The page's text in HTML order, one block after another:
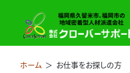
ホーム ＞ お仕事をお探しの方